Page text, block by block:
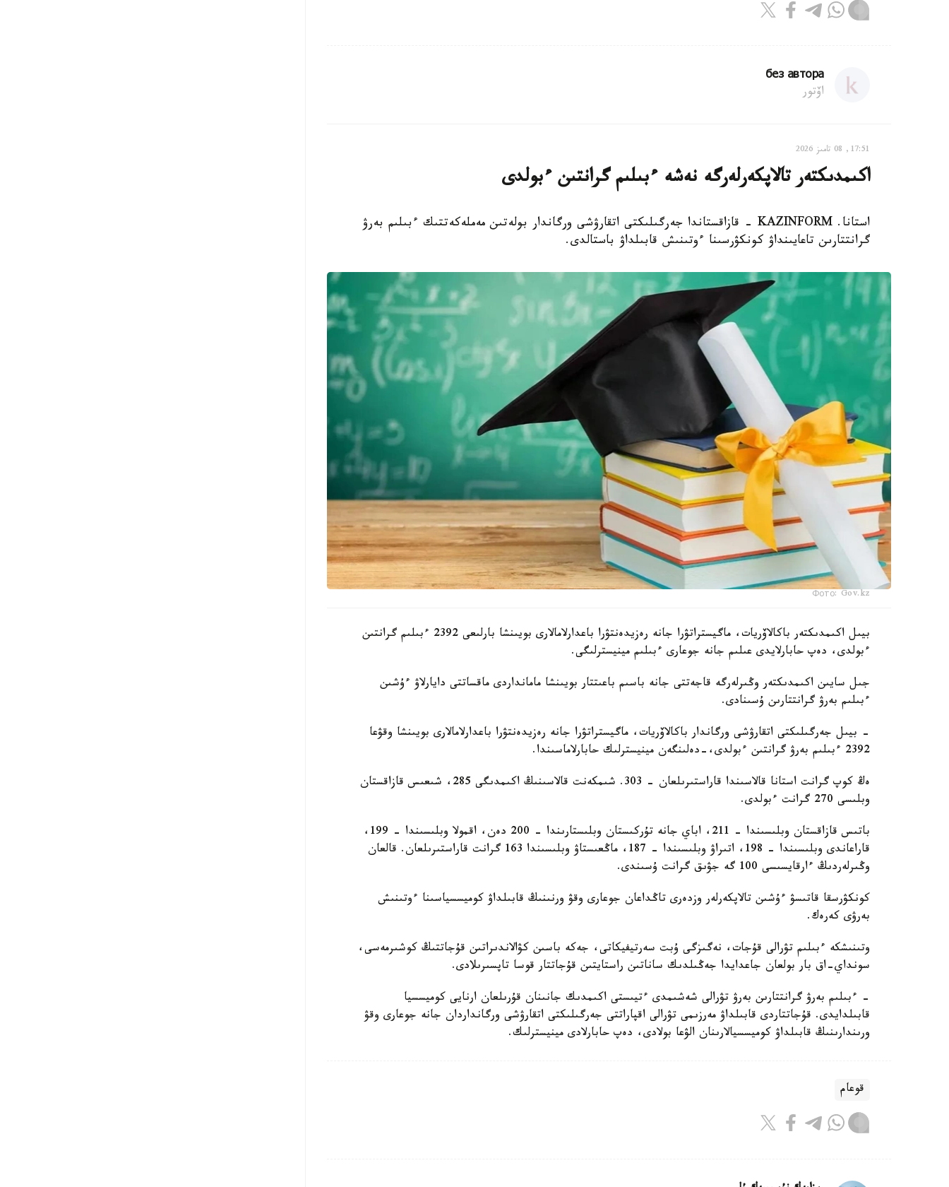
без автора
اۆتور
17:51, 08 تامىز 2026
اكىمدىكتەر تالاپكەرلەرگە نەشە ءبىلىم گرانتىن ءبولدى
استانا. KAZINFORM - قازاقستاندا جەرگىلىكتى اتقارۋشى ورگاندار بولەتىن مەملەكەتتىك ءبىلىم بەرۋ
گرانتتارىن تاعايىنداۋ كونكۋرسىنا ءوتىنىش قابىلداۋ باستالدى.
Фото: Gov.kz
بيىل اكىمدىكتەر باكالاۆريات، ماگيستراتۋرا جانە رەزيدەنتۋرا باعدارلامالارى بويىنشا بارلىعى 2392 ءبىلىم گرانتىن
ءبولدى، دەپ حابارلايدى عىلىم جانە جوعارى ءبىلىم مينيسترلىگى.
جىل سايىن اكىمدىكتەر وڭىرلەرگە قاجەتتى جانە باسىم باعىتتار بويىنشا مامانداردى ماقساتتى دايارلاۋ ءۇشىن
ءبىلىم بەرۋ گرانتتارىن ۇسىنادى.
- بيىل جەرگىلىكتى اتقارۋشى ورگاندار باكالاۆريات، ماگيستراتۋرا جانە رەزيدەنتۋرا باعدارلامالارى بويىنشا وقۋعا
2392 ءبىلىم بەرۋ گرانتىن ءبولدى،-دەلىنگەن مينيسترلىك حابارلاماسىندا.
ەڭ كوپ گرانت استانا قالاسىندا قاراستىرىلعان - 303. شىمكەنت قالاسىنىڭ اكىمدىگى 285، شىعىس قازاقستان
وبلىسى 270 گرانت ءبولدى.
باتىس قازاقستان وبلىسىندا – 211، اباي جانە تۇركىستان وبلىستارىندا – 200 دەن، اقمولا وبلىسىندا – 199،
قاراعاندى وبلىسىندا – 198، اتىراۋ وبلىسىندا – 187، ماڭعىستاۋ وبلىسىندا 163 گرانت قاراستىرىلعان. قالعان
وڭىرلەردىڭ ءارقايسىسى 100 گە جۋىق گرانت ۇسىندى.
كونكۋرسقا قاتىسۋ ءۇشىن تالاپكەرلەر وزدەرى تاڭداعان جوعارى وقۋ ورنىنىڭ قابىلداۋ كوميسسياسىنا ءوتىنىش
بەرۋى كەرەك.
وتىنىشكە ءبىلىم تۋرالى قۇجات، نەگىزگى ۇبت سەرتيفيكاتى، جەكە باسىن كۋالاندىراتىن قۇجاتتىڭ كوشىرمەسى،
سونداي-اق بار بولعان جاعدايدا جەڭىلدىك ساناتىن راستايتىن قۇجاتتار قوسا تاپسىرىلادى.
- ءبىلىم بەرۋ گرانتتارىن بەرۋ تۋرالى شەشىمدى ءتيىستى اكىمدىك جانىنان قۇرىلعان ارنايى كوميسسيا
قابىلدايدى. قۇجاتتاردى قابىلداۋ مەرزىمى تۋرالى اقپاراتتى جەرگىلىكتى اتقارۋشى ورگانداردان جانە جوعارى وقۋ
ورىندارىنىڭ قابىلداۋ كوميسسيالارىنان الۋعا بولادى، دەپ حابارلادى مينيسترلىك.
قوعام